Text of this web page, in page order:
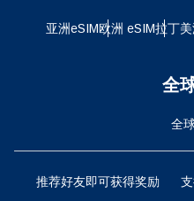
亚洲eSIM欧洲 eSIM拉丁
全
全
推荐好友即可获得奖励